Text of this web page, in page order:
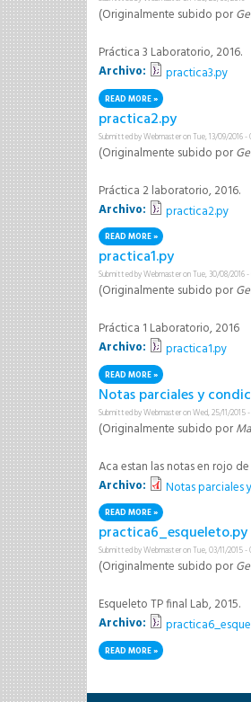
(Originalmente subido por
Práctica 3 Laboratorio, 2016.
Archivo:
practica3.py
READ MOREABOUT PRACTICA3.PY
practica2.py
Submitted byWebmasteron Tue, 13/09/2016 -
(Originalmente subido por
Práctica 2 laboratorio, 2016.
Archivo:
practica2.py
READ MOREABOUT PRACTICA2.PY
practica1.py
Submitted byWebmasteron Tue, 30/08/2016
(Originalmente subido por
Práctica 1 Laboratorio, 2016
Archivo:
practica1.py
READ MOREABOUT PRACTICA1.PY
Notas parciales y
Submitted byWebmasteron Wed, 25/11/2015
(Originalmente subido por
Aca estan las notas en rojo
Archivo:
Notas parciales
READ MOREABOUT NOTAS
practica6_esqueleto.py
Submitted byWebmasteron Tue, 03/11/2015 -
(Originalmente subido por
Esqueleto TP final Lab, 2015.
Archivo:
READ MOREABOUT